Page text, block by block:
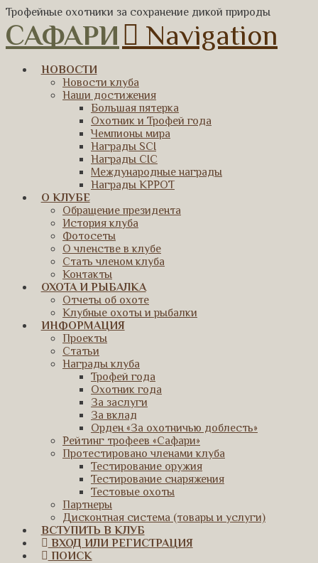
Трофейные охотники за сохранение дикой природы
САФАРИ Navigation
НОВОСТИ
Новости клуба
Наши достижения
Большая пятерка
Охотник и Трофей года
Чемпионы мира
Награды SCI
Награды CIC
Международные награды
Награды КРРОТ
О КЛУБЕ
Обращение президента
История клуба
Фотосеты
О членстве в клубе
Стать членом клуба
Контакты
ОХОТА И РЫБАЛКА
Отчеты об охоте
Клубные охоты и рыбалки
ИНФОРМАЦИЯ
Проекты
Статьи
Награды клуба
Трофей года
Охотник года
За заслуги
За вклад
Орден «За охотничью доблесть»
Рейтинг трофеев «Сафари»
Протестировано членами клуба
Тестирование оружия
Тестирование снаряжения
Тестовые охоты
Партнеры
Дисконтная система (товары и услуги)
ВСТУПИТЬ В КЛУБ
ВХОД ИЛИ РЕГИСТРАЦИЯ
ПОИСК